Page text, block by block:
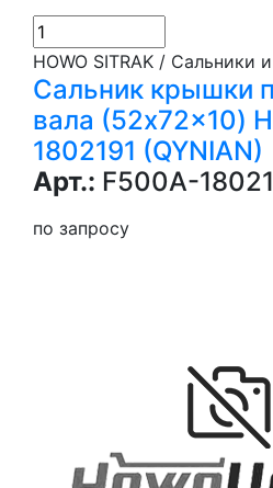
HOWO SITRAK / Сальники
Сальник крышки
вала (52x72x10)
1802191 (QYNIAN)
Арт.: F500A-
по запросу